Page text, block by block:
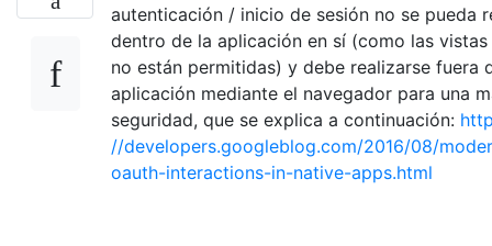
autenticación / inicio de sesión no se pueda
dentro de la aplicación en sí (como las
no están permitidas) y debe realizarse fuera
aplicación mediante el navegador para una
seguridad, que se explica a continuación:
//developers.googleblog.com/2016/08/
oauth-interactions-in-native-apps.html